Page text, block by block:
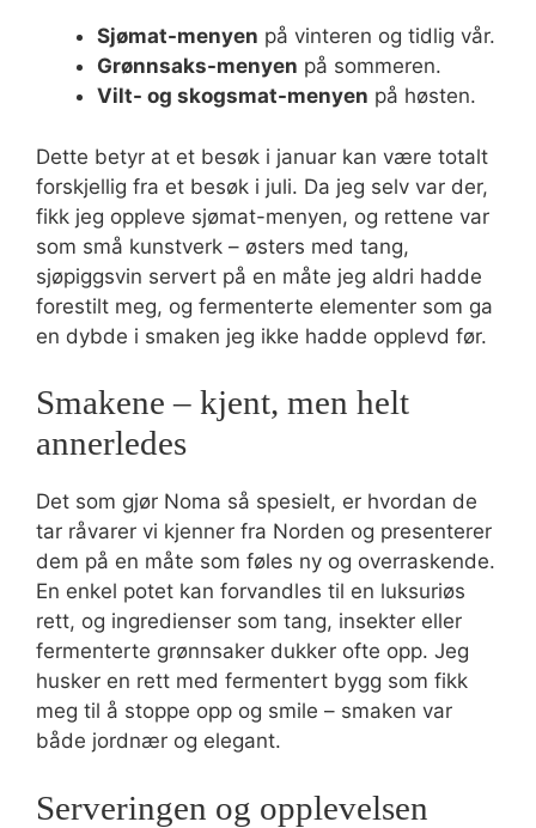
Sjømat-menyen på vinteren og tidlig vår.
Grønnsaks-menyen på sommeren.
Vilt- og skogsmat-menyen på høsten.
Dette betyr at et besøk i januar kan være totalt
forskjellig fra et besøk i juli. Da jeg selv var der,
fikk jeg oppleve sjømat-menyen, og rettene var
som små kunstverk – østers med tang,
sjøpiggsvin servert på en måte jeg aldri hadde
forestilt meg, og fermenterte elementer som ga
en dybde i smaken jeg ikke hadde opplevd før.
Smakene – kjent, men helt
annerledes
Det som gjør Noma så spesielt, er hvordan de
tar råvarer vi kjenner fra Norden og presenterer
dem på en måte som føles ny og overraskende.
En enkel potet kan forvandles til en luksuriøs
rett, og ingredienser som tang, insekter eller
fermenterte grønnsaker dukker ofte opp. Jeg
husker en rett med fermentert bygg som fikk
meg til å stoppe opp og smile – smaken var
både jordnær og elegant.
Serveringen og opplevelsen